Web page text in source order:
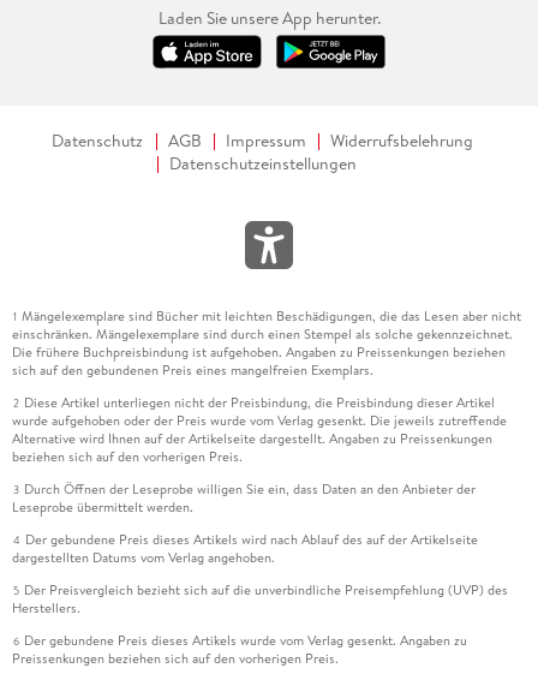
Laden Sie unsere App herunter.
Datenschutz AGB Impressum
Widerrufsbelehrung
Datenschutzeinstellungen
1 Mängelexemplare sind Bücher mit leichten Beschädigungen, die das Lesen aber nicht
einschränken. Mängelexemplare sind durch einen Stempel als solche gekennzeichnet.
Die frühere Buchpreisbindung ist aufgehoben. Angaben zu Preissenkungen beziehen
sich auf den gebundenen Preis eines mangelfreien Exemplars.
2 Diese Artikel unterliegen nicht der Preisbindung, die Preisbindung dieser Artikel
wurde aufgehoben oder der Preis wurde vom Verlag gesenkt. Die jeweils zutreffende
Alternative wird Ihnen auf der Artikelseite dargestellt. Angaben zu Preissenkungen
beziehen sich auf den vorherigen Preis.
3 Durch Öffnen der Leseprobe willigen Sie ein, dass Daten an den Anbieter der
Leseprobe übermittelt werden.
4 Der gebundene Preis dieses Artikels wird nach Ablauf des auf der Artikelseite
dargestellten Datums vom Verlag angehoben.
5 Der Preisvergleich bezieht sich auf die unverbindliche Preisempfehlung (UVP) des
Herstellers.
6 Der gebundene Preis dieses Artikels wurde vom Verlag gesenkt. Angaben zu
Preissenkungen beziehen sich auf den vorherigen Preis.